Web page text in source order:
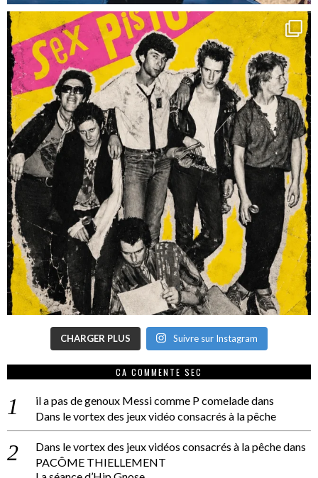
CHARGER PLUS Suivre sur Instagram
CA COMMENTE SEC
il a pas de genoux Messi comme P comeladedans
Dans le vortex des jeux vidéo consacrés à la pêche
Dans le vortex des jeux vidéos consacrés à la pêchedans
PACÔME THIELLEMENT